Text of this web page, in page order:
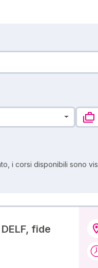
i corsi disponibili sono
fide